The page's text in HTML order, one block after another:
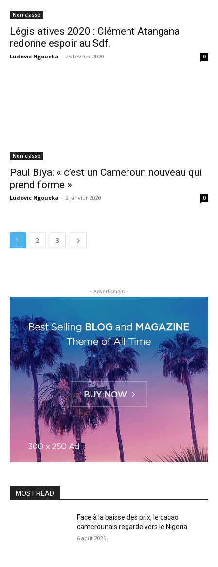
Non classé
Législatives 2020 : Clément Atangana
redonne espoir au Sdf.
Ludovic Ngoueka - 25 février 2020 0
Non classé
Paul Biya: « c’est un Cameroun nouveau qui
prend forme »
Ludovic Ngoueka - 2 janvier 2020 0
1 2 3
- Advertisment -
MOST READ
Face à la baisse des prix, le cacao
camerounais regarde vers le Nigeria
6 août 2026